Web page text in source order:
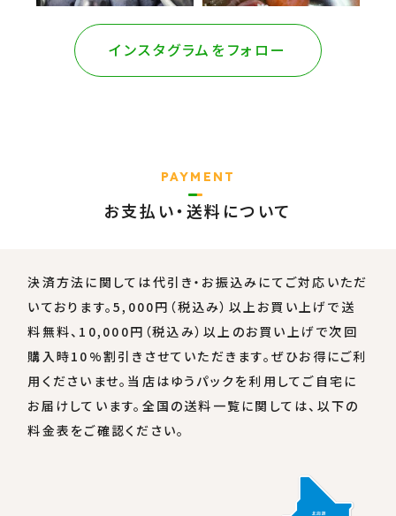
インスタグラムをフォロー
PAYMENT
お支払い・送料について
決済方法に関しては代引き・お振込みにてご対応いただ
いております。5,000円（税込み）以上お買い上げで送
料無料、10,000円（税込み）以上のお買い上げで次回
購入時10%割引きさせていただきます。ぜひお得にご利
用くださいませ。当店はゆうパックを利用してご自宅に
お届けしています。全国の送料一覧に関しては、以下の
料金表をご確認ください。